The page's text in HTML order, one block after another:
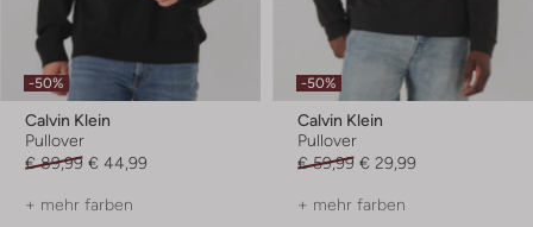
-50%
Calvin Klein
Pullover
€ 89,99 € 44,99
+ mehr farben
-50%
Calvin Klein
Pullover
€ 59,99 € 29,99
+ mehr farben